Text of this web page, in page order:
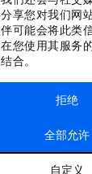
享您对我们网
可能会将此类
您使用其服务
合。
全部允许
自定义
拒绝
站点地图